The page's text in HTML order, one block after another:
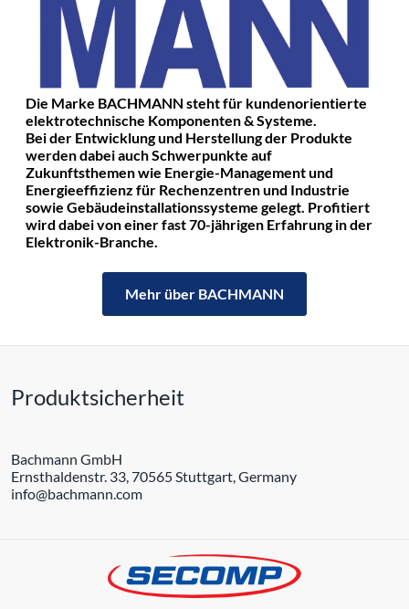
Die Marke BACHMANN steht für kundenorientierte
elektrotechnische Komponenten & Systeme.
Bei der Entwicklung und Herstellung der Produkte
werden dabei auch Schwerpunkte auf
Zukunftsthemen wie Energie-Management und
Energieeffizienz für Rechenzentren und Industrie
sowie Gebäudeinstallationssysteme gelegt. Profitiert
wird dabei von einer fast 70-jährigen Erfahrung in der
Elektronik-Branche.
Mehr über BACHMANN
Produktsicherheit
Bachmann GmbH
Ernsthaldenstr. 33, 70565 Stuttgart, Germany
info@bachmann.com